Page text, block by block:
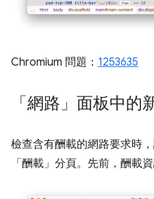
Chromium 問題： 1253635
「網路」面板中的
檢查含有酬載的網路要求時
「酬載」 分頁。先前，酬載